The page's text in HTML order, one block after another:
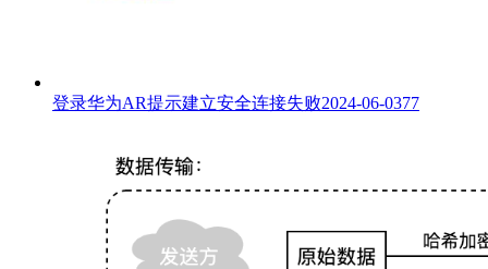
登录华为AR提示建立安全连接失败2024-06-0377